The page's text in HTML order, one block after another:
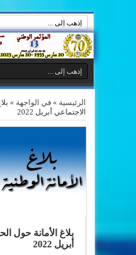
الرئيسية »في الواجهة »
الاجتماعي أبريل 2022
بلاغ الأمانة حول
أبريل 2022